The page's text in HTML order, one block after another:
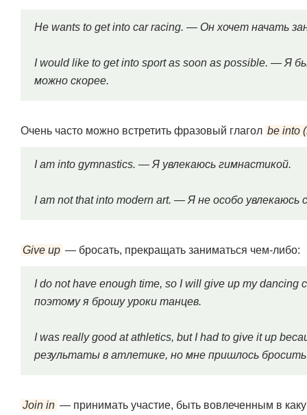
He wants to get into car racing. — Он хочет начать
I would like to get into sport as soon as possible. — Я
можно скорее.
Очень часто можно встретить фразовый глагол be into
I am into gymnastics. — Я увлекаюсь гимнастикой.
I am not that into modern art. — Я не особо
Give up — бросать, прекращать заниматься чем-либо:
I do not have enough time, so I will give up my
поэтому я брошу уроки танцев.
I was really good at athletics, but I had to give it up
результаты в атлетике, но мне пришлось
Join in — принимать участие, быть вовлеченным в